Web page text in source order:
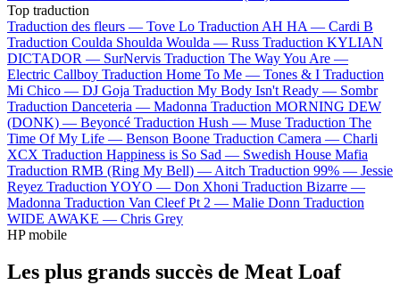
Top traduction
Traduction des fleurs — Tove Lo Traduction AH HA — Cardi B
Traduction Coulda Shoulda Woulda — Russ Traduction KYLIAN
DICTADOR — SurNervis Traduction The Way You Are —
Electric Callboy Traduction Home To Me — Tones & I Traduction
Mi Chico — DJ Goja Traduction My Body Isn't Ready — Sombr
Traduction Danceteria — Madonna Traduction MORNING DEW
(DONK) — Beyoncé Traduction Hush — Muse Traduction The
Time Of My Life — Benson Boone Traduction Camera — Charli
XCX Traduction Happiness is So Sad — Swedish House Mafia
Traduction RMB (Ring My Bell) — Aitch Traduction 99% — Jessie
Reyez Traduction YOYO — Don Xhoni Traduction Bizarre —
Madonna Traduction Van Cleef Pt 2 — Malie Donn Traduction
WIDE AWAKE — Chris Grey
HP mobile
Les plus grands succès de Meat Loaf